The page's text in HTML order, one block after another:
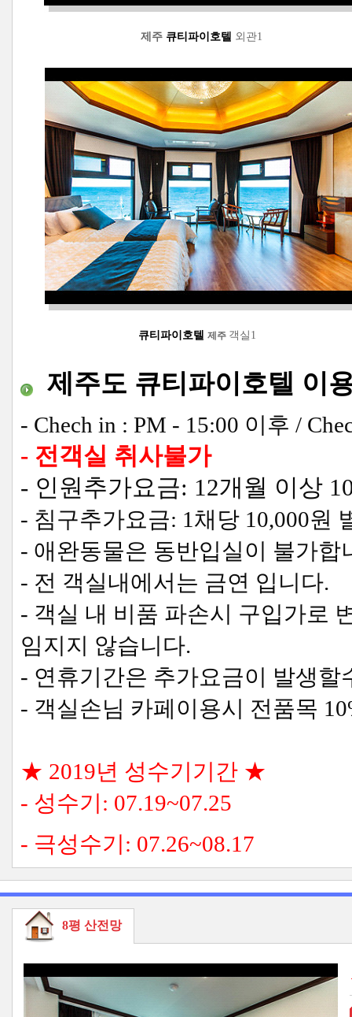
제주 큐티파이호텔 외관1
큐티파이호텔 제주 객실1
제주도 큐티파이호텔 이
- Chech in : PM - 15:00 이후 /
- 전객실 취사불가
- 인원추가요금: 12개월 이상
- 침구추가요금: 1채당 10,000원
- 애완동물은 동반입실이 불가합
- 전 객실내에서는 금연 입니다.
- 객실 내 비품 파손시 구입가로
임지지 않습니다.
- 연휴기간은 추가요금이 발생할
- 객실손님 카페이용시 전품목
★ 2019년 성수기기간 ★
- 성수기: 07.19~07.25
- 극성수기: 07.26~08.17
8평 산전망